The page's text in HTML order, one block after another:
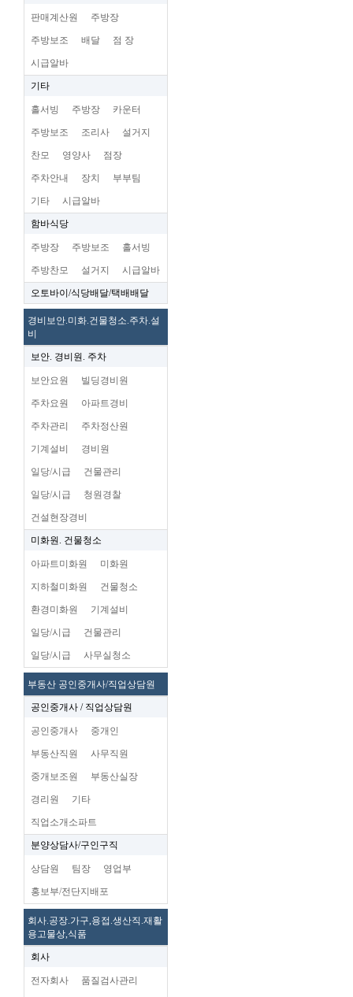
판매계산원 주방장
주방보조 배달 점 장
시급알바
기타
홀서빙 주방장 카운터
주방보조 조리사 설거지
찬모 영양사 점장
주차안내 장치 부부팀
기타 시급알바
함바식당
주방장 주방보조 홀서빙
주방찬모 설거지 시급알바
오토바이/식당배달/택배배달
경비보안.미화.건물청소.주차.설
비
보안. 경비원. 주차
보안요원 빌딩경비원
주차요원 아파트경비
주차관리 주차정산원
기계설비 경비원
일당/시급 건물관리
일당/시급 청원경찰
건설현장경비
미화원. 건물청소
아파트미화원 미화원
지하철미화원 건물청소
환경미화원 기계설비
일당/시급 건물관리
일당/시급 사무실청소
부동산 공인중개사/직업상담원
공인중개사 / 직업상담원
공인중개사 중개인
부동산직원 사무직원
중개보조원 부동산실장
경리원 기타
직업소개소파트
분양상담사/구인구직
상담원 팀장 영업부
홍보부/전단지배포
회사.공장.가구,용접.생산직.재활
용고물상,식품
회사
전자회사 품질검사관리